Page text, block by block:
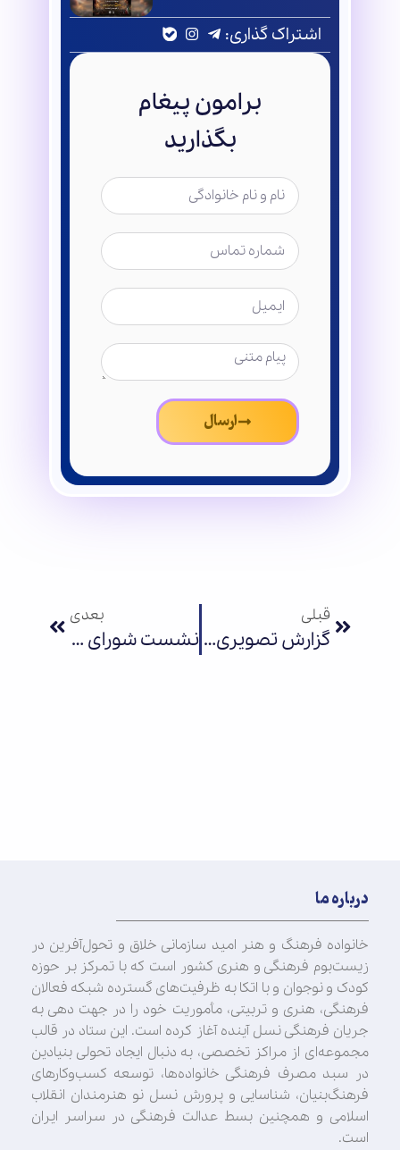
اشتراک گذاری:
برامون پیغام
بگذارید
ارسال
قبلی
گزارش تصویری نمایش کودک و نوجوان «آرزوی بزرگ»
بعدی
نشست شورای سیاست‌گذاری و ارزشیابی نمایش موسسه سوره امید
درباره ما
خانواده فرهنگ و هنر امید سازمانی خلاق و تحول‌آفرین در
زیست‌بوم فرهنگی و هنری کشور است که با تمرکز بر حوزه
کودک و نوجوان و با اتکا به ظرفیت‌های گسترده شبکه فعالان
فرهنگی، هنری و تربیتی، مأموریت خود را در جهت‌ دهی به
جریان فرهنگی نسل آینده آغاز کرده است. این ستاد در قالب
مجموعه‌ای از مراکز تخصصی، به دنبال ایجاد تحولی بنیادین
در سبد مصرف فرهنگی خانواده‌ها، توسعه کسب‌وکارهای
فرهنگ‌بنیان، شناسایی و پرورش نسل نو هنرمندان انقلاب
اسلامی و همچنین بسط عدالت فرهنگی در سراسر ایران
است.